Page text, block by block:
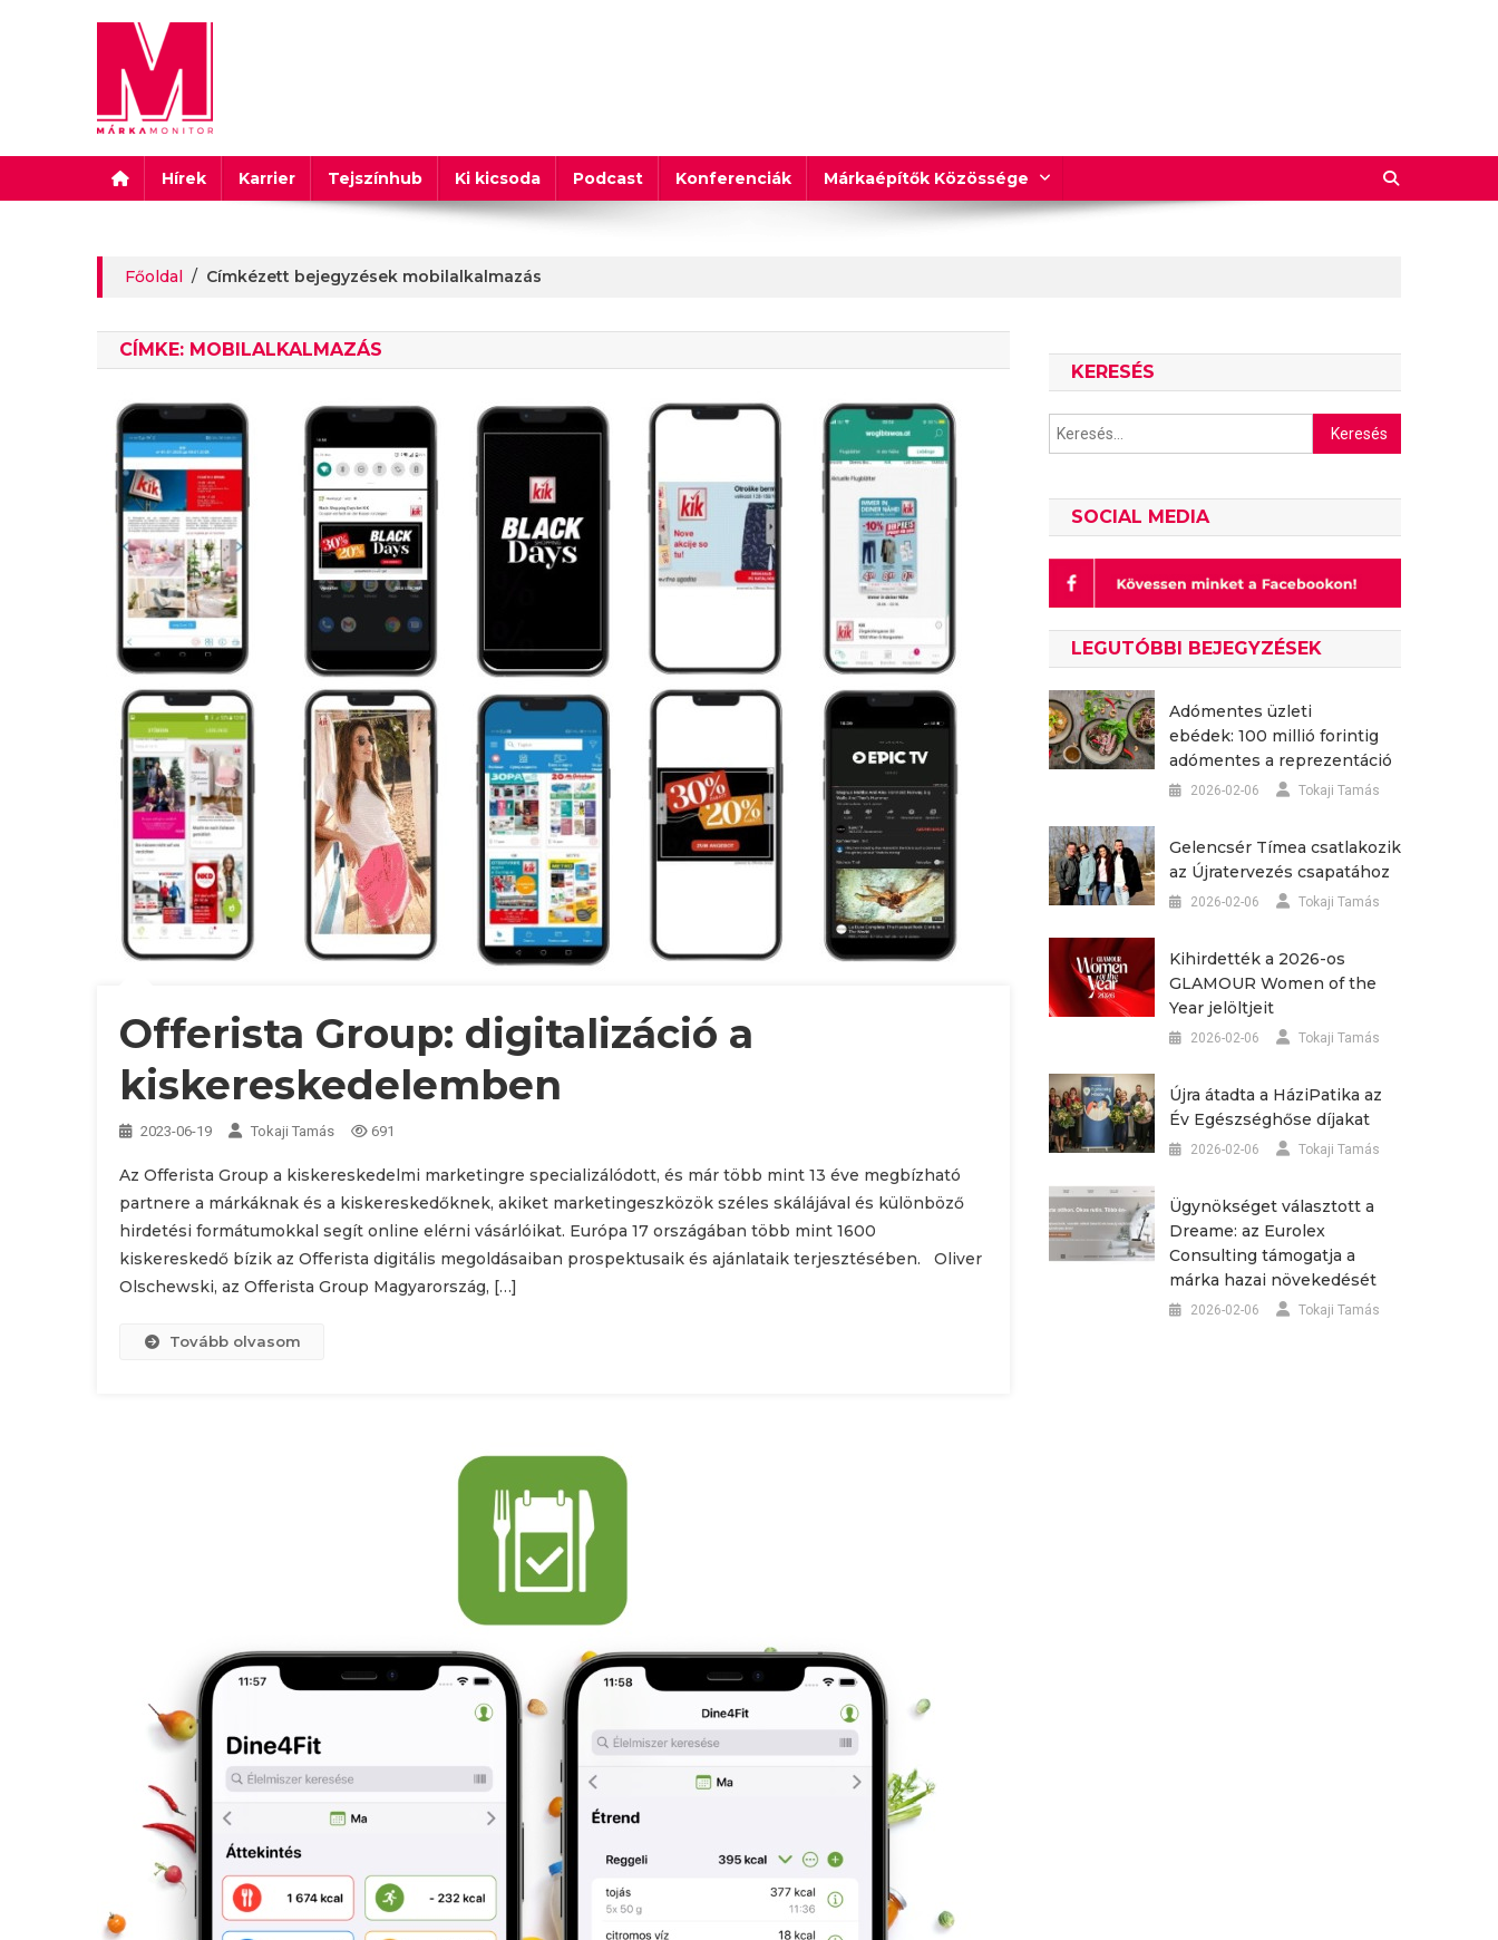
Márkamonitor
Hírek Karrier Tejszínhub Ki kicsoda Podcast Konferenciák Márkaépítők Közössége
Főoldal / Címkézett bejegyzések mobilalkalmazás
CÍMKE: MOBILALKALMAZÁS
Offerista Group: digitalizáció a
kiskereskedelemben
2023-06-19 Tokaji Tamás 691
Az Offerista Group a kiskereskedelmi marketingre specializálódott, és már több mint 13 éve megbízható
partnere a márkáknak és a kiskereskedőknek, akiket marketingeszközök széles skálájával és különböző
hirdetési formátumokkal segít online elérni vásárlóikat. Európa 17 országában több mint 1600
kiskereskedő bízik az Offerista digitális megoldásaiban prospektusaik és ajánlataik terjesztésében. Oliver
Olschewski, az Offerista Group Magyarország, […]
Tovább olvasom
KERESÉS
Keresés:
SOCIAL MEDIA
LEGUTÓBBI BEJEGYZÉSEK
Adómentes üzleti
ebédek: 100 millió forintig
adómentes a reprezentáció
2026-02-06 Tokaji Tamás
Gelencsér Tímea csatlakozik
az Újratervezés csapatához
2026-02-06 Tokaji Tamás
Kihirdették a 2026-os
GLAMOUR Women of the
Year jelöltjeit
2026-02-06 Tokaji Tamás
Újra átadta a HáziPatika az
Év Egészséghőse díjakat
2026-02-06 Tokaji Tamás
Ügynökséget választott a
Dreame: az Eurolex
Consulting támogatja a
márka hazai növekedését
2026-02-06 Tokaji Tamás